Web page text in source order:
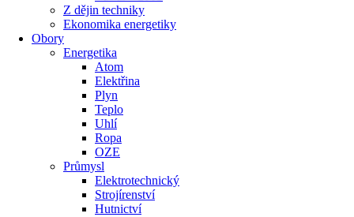
Z dějin techniky
Ekonomika energetiky
Obory
Energetika
Atom
Elektřina
Plyn
Teplo
Uhlí
Ropa
OZE
Průmysl
Elektrotechnický
Strojírenství
Hutnictví